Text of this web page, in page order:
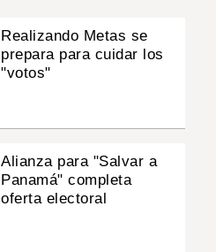
Realizando Metas se
prepara para cuidar los
"votos"
Alianza para "Salvar a
Panamá" completa
oferta electoral